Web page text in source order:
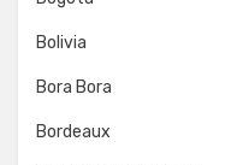
Bolivia
Bora Bora
Bordeaux